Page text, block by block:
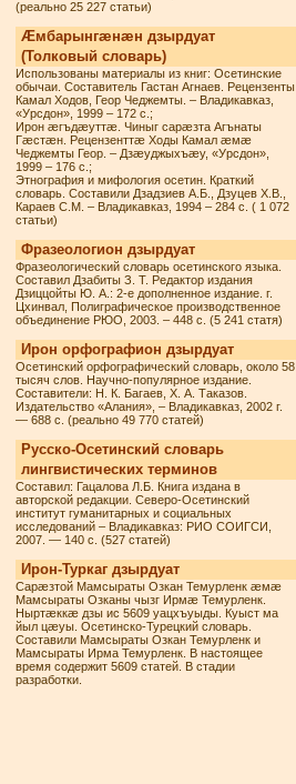
(реально 25 227 статьи)
Æмбарынгæнæн дзырдуат
(Толковый словарь)
Использованы материалы из книг: Осетинские
обычаи. Составитель Гастан Агнаев. Рецензенты
Камал Ходов, Геор Чеджемты. – Владикавказ,
«Урсдон», 1999 – 172 с.;
Ирон æгъдæуттæ. Чиныг сарæзта Агънаты
Гæстæн. Рецензенттæ Ходы Камал æмæ
Чеджемты Геор. – Дзæуджыхъæу, «Урсдон»,
1999 – 176 с.;
Этнография и мифология осетин. Краткий
словарь. Составили Дзадзиев А.Б., Дзуцев Х.В.,
Караев С.М. – Владикавказ, 1994 – 284 с. ( 1 072
статьи)
Фразеологион дзырдуат
Фразеологический словарь осетинского языка.
Составил Дзабиты З. Т. Редактор издания
Дзиццойты Ю. А.: 2-е дополненное издание. г.
Цхинвал, Полиграфическое производственное
объединение РЮО, 2003. – 448 с. (5 241 статя)
Ирон орфографион дзырдуат
Осетинский орфографический словарь, около 58
тысяч слов. Научно-популярное издание.
Составители: Н. К. Багаев, Х. А. Таказов.
Издательство «Алания», – Владикавказ, 2002 г.
— 688 с. (реально 49 770 статей)
Русско-Осетинский словарь
лингвистических терминов
Составил: Гацалова Л.Б. Книга издана в
авторской редакции. Северо-Осетинский
институт гуманитарных и социальных
исследований – Владикавказ: РИО СОИГСИ,
2007. — 140 с. (527 статей)
Ирон-Туркаг дзырдуат
Сарæзтой Мамсыраты Озкан Темурленк æмæ
Мамсыраты Озканы чызг Ирмæ Темурленк.
Ныртæккæ дзы ис 5609 уацхъуыды. Куыст ма
йыл цæуы. Осетинско-Турецкий словарь.
Составили Мамсыраты Озкан Темурленк и
Мамсыраты Ирма Темурленк. В настоящее
время содержит 5609 статей. В стадии
разработки.